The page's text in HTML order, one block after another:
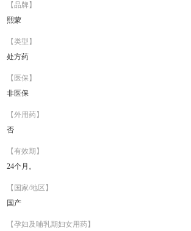
【品牌】
熙蒙
【类型】
处方药
【医保】
非医保
【外用药】
否
【有效期】
24个月。
【国家/地区】
国产
【孕妇及哺乳期妇女用药】